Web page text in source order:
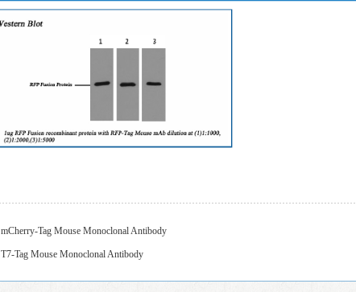
mCherry-Tag Mouse Monoclonal Antibody
T7-Tag Mouse Monoclonal Antibody